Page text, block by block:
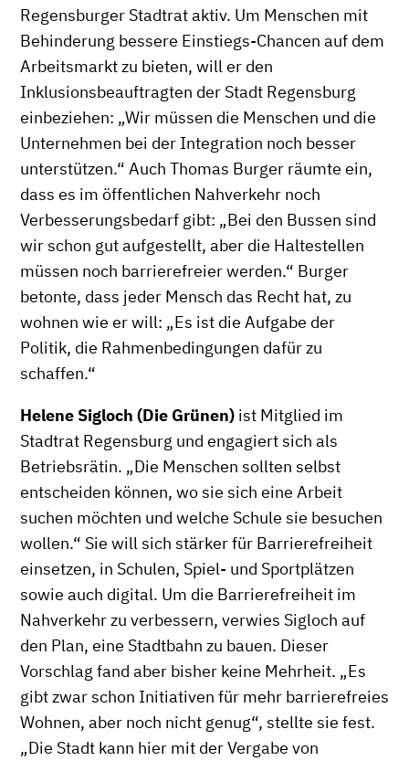
Regensburger Stadtrat aktiv. Um Menschen mit
Behinderung bessere Einstiegs-Chancen auf dem
Arbeitsmarkt zu bieten, will er den
Inklusionsbeauftragten der Stadt Regensburg
einbeziehen: „Wir müssen die Menschen und die
Unternehmen bei der Integration noch besser
unterstützen.“ Auch Thomas Burger räumte ein,
dass es im öffentlichen Nahverkehr noch
Verbesserungsbedarf gibt: „Bei den Bussen sind
wir schon gut aufgestellt, aber die Haltestellen
müssen noch barrierefreier werden.“ Burger
betonte, dass jeder Mensch das Recht hat, zu
wohnen wie er will: „Es ist die Aufgabe der
Politik, die Rahmenbedingungen dafür zu
schaffen.“
Helene Sigloch (Die Grünen) ist Mitglied im
Stadtrat Regensburg und engagiert sich als
Betriebsrätin. „Die Menschen sollten selbst
entscheiden können, wo sie sich eine Arbeit
suchen möchten und welche Schule sie besuchen
wollen.“ Sie will sich stärker für Barrierefreiheit
einsetzen, in Schulen, Spiel- und Sportplätzen
sowie auch digital. Um die Barrierefreiheit im
Nahverkehr zu verbessern, verwies Sigloch auf
den Plan, eine Stadtbahn zu bauen. Dieser
Vorschlag fand aber bisher keine Mehrheit. „Es
gibt zwar schon Initiativen für mehr barrierefreies
Wohnen, aber noch nicht genug“, stellte sie fest.
„Die Stadt kann hier mit der Vergabe von